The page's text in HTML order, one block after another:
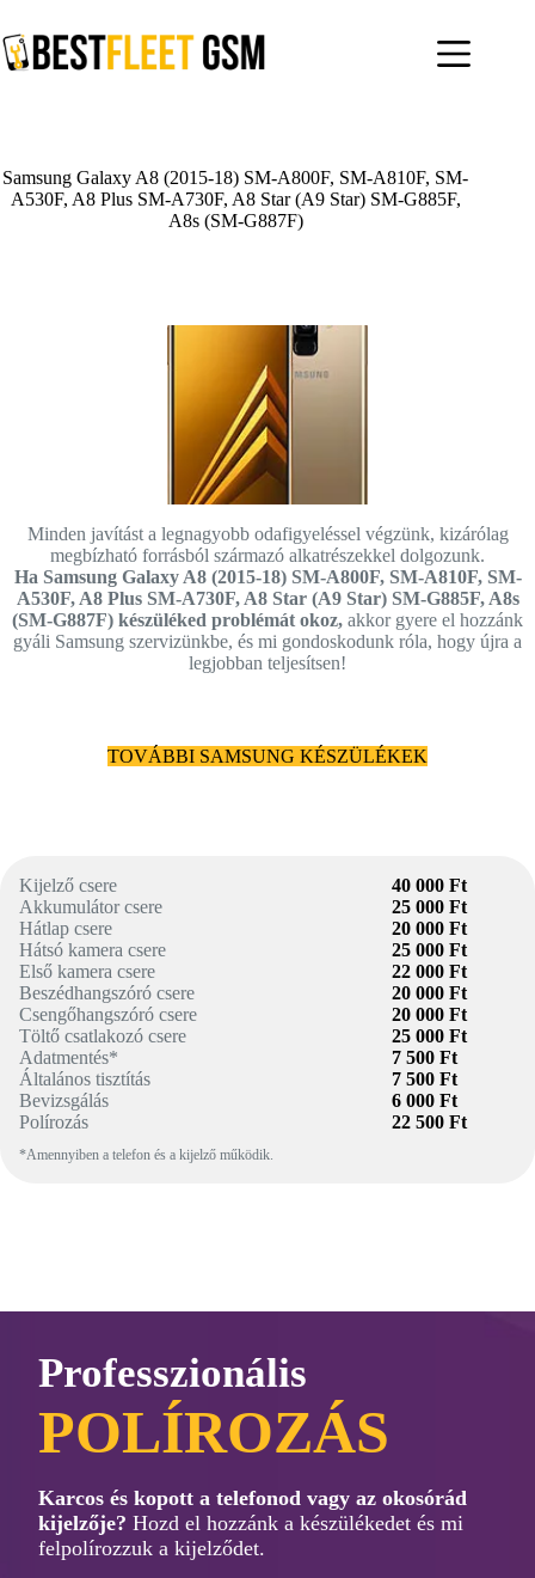
to
content
Samsung Galaxy A8 (2015-18) SM-A800F, SM-A810F, SM-
A530F, A8 Plus SM-A730F, A8 Star (A9 Star) SM-G885F,
A8s (SM-G887F)
Minden javítást a legnagyobb odafigyeléssel végzünk, kizárólag
megbízható forrásból származó alkatrészekkel dolgozunk.
Ha Samsung Galaxy A8 (2015-18) SM-A800F, SM-A810F, SM-
A530F, A8 Plus SM-A730F, A8 Star (A9 Star) SM-G885F, A8s
(SM-G887F) készüléked problémát okoz, akkor gyere el hozzánk
gyáli Samsung szervizünkbe, és mi gondoskodunk róla, hogy újra a
legjobban teljesítsen!
TOVÁBBI SAMSUNG KÉSZÜLÉKEK
Kijelző csere
Akkumulátor csere
Hátlap csere
Hátsó kamera csere
Első kamera csere
Beszédhangszóró csere
Csengőhangszóró csere
Töltő csatlakozó csere
Adatmentés*
Általános tisztítás
Bevizsgálás
Polírozás
40 000 Ft
25 000 Ft
20 000 Ft
25 000 Ft
22 000 Ft
20 000 Ft
20 000 Ft
25 000 Ft
7 500 Ft
7 500 Ft
6 000 Ft
22 500 Ft
*Amennyiben a telefon és a kijelző működik.
Professzionális
POLÍROZÁS
Karcos és kopott a telefonod vagy az okosórád
kijelzője? Hozd el hozzánk a készülékedet és mi
felpolírozzuk a kijelződet.